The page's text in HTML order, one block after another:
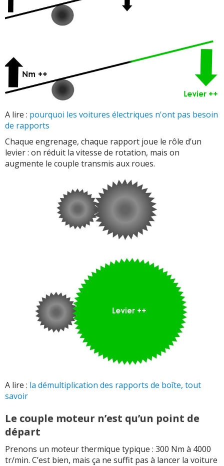
A lire : pourquoi les voitures électriques n'ont pas besoin
de rapports
Chaque engrenage, chaque rapport joue le rôle d’un
levier : on réduit la vitesse de rotation, mais on
augmente le couple transmis aux roues.
A lire : la démultiplication des rapports de boîte, tout
savoir
Le couple moteur n’est qu’un point de
départ
Prenons un moteur thermique typique : 300 Nm à 4000
tr/min. C’est bien, mais ça ne suffit pas à lancer la voiture